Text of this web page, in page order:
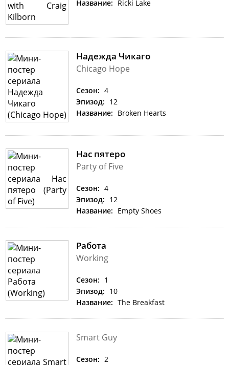
Название: Ricki Lake
Надежда Чикаго
Chicago Hope
Сезон: 4
Эпизод: 12
Название: Broken Hearts
Нас пятеро
Party of Five
Сезон: 4
Эпизод: 12
Название: Empty Shoes
Работа
Working
Сезон: 1
Эпизод: 10
Название: The Breakfast
Smart Guy
Сезон: 2